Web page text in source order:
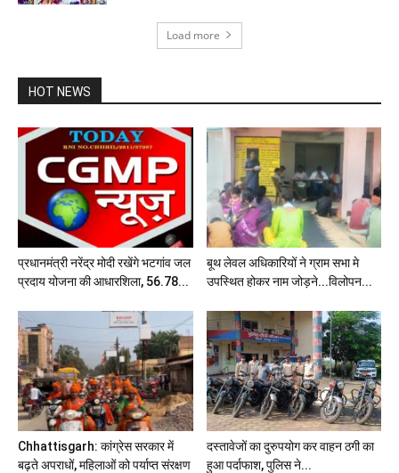
Load more
HOT NEWS
प्रधानमंत्री नरेंद्र मोदी रखेंगे भटगांव जल
प्रदाय योजना की आधारशिला, 56.78...
बूथ लेवल अधिकारियों ने ग्राम सभा मे
उपस्थित होकर नाम जोड़ने...विलोपन...
Chhattisgarh: कांग्रेस सरकार में
बढ़ते अपराधों, महिलाओं को पर्याप्त संरक्षण
दस्तावेजों का दुरुपयोग कर वाहन ठगी का
हुआ पर्दाफाश, पुलिस ने...